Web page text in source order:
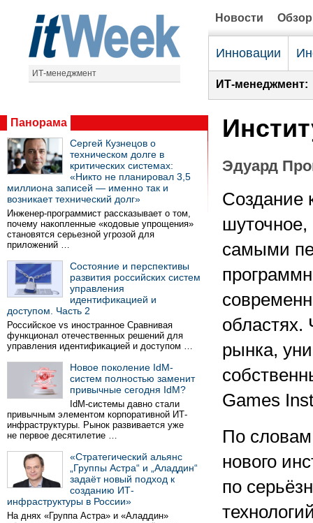
ИТ-менеджмент
Новости
Инновации
ИТ-менеджмент:
Панорама
Сергей Кузнецов о
техническом долге в
критических системах:
«Никто не планировал 3,5
миллиона записей — именно так и
возникает технический долг»
Инженер-программист рассказывает о том,
почему накопленные «кодовые упрощения»
становятся серьезной угрозой для
приложений …
Состояние и перспективы
развития российских систем
управления
идентификацией и
доступом. Часть 2
Российское vs иностранное Сравнивая
функционал отечественных решений для
управления идентификацией и доступом …
Новое поколение IdM-
систем полностью заменит
привычные сегодня IdM?
IdM-системы давно стали
привычным элементом корпоративной ИТ-
инфраструктуры. Рынок развивается уже
не первое десятилетие …
«Стратегический альянс
„Группы Астра“ и „Аладдин“
задаёт новый подход к
созданию ИТ-
инфраструктуры в России»
На днях «Группа Астра» и «Аладдин»
Эдуард
Создание
шуточное,
самыми
областях.
рынка,
Games
По
нового
по